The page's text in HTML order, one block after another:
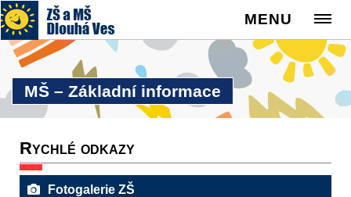
MENU
MŠ – Základní informace
Rychlé odkazy
Fotogalerie ZŠ